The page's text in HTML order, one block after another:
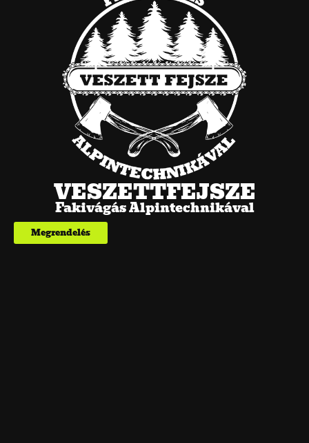
VESZETTFEJSZE
Fakivágás Alpintechnikával
Megrendelés